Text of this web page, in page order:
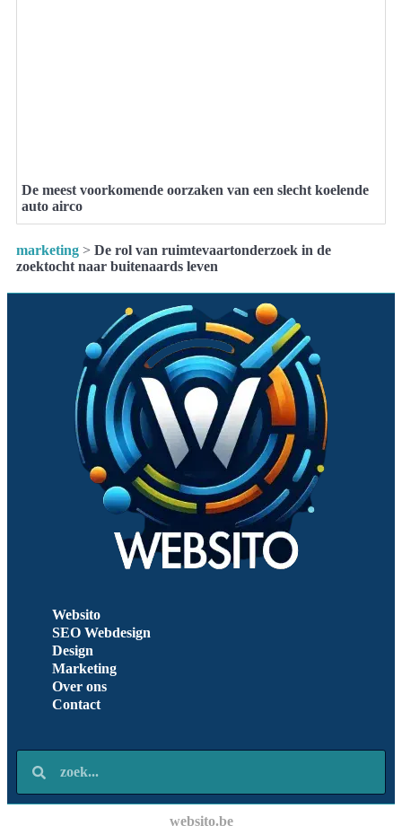
De meest voorkomende oorzaken van een slecht koelende
auto airco
marketing > De rol van ruimtevaartonderzoek in de
zoektocht naar buitenaards leven
Websito
SEO Webdesign
Design
Marketing
Over ons
Contact
websito.be